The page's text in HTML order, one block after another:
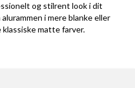
og stilrent look i dit
i mere blanke eller
matte farver.